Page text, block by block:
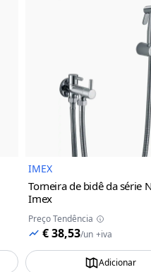
IMEX
Torneira de bidê da série
Imex
Preço Tendência
€ 38,53/un +iva
Adicionar